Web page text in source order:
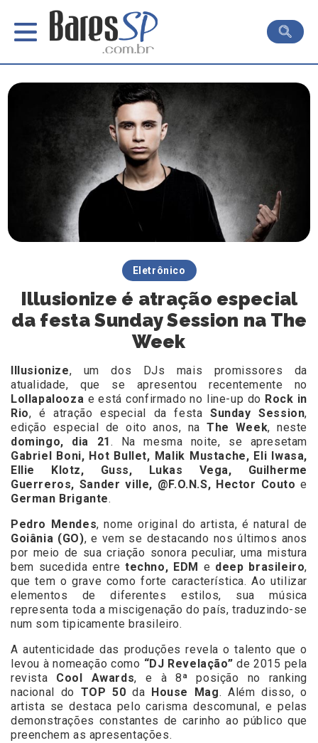
Eletrônico
Illusionize é atração especial
da festa Sunday Session na The
Week
Illusionize, um dos DJs mais promissores da
atualidade, que se apresentou recentemente no
Lollapalooza e está confirmado no line-up do Rock in
Rio, é atração especial da festa Sunday Session,
edição especial de oito anos, na The Week, neste
domingo, dia 21 . Na mesma noite, se apresetam
Gabriel Boni, Hot Bullet, Malik Mustache, Eli Iwasa,
Ellie Klotz, Guss, Lukas Vega, Guilherme
Guerreros, Sander ville, @F.O.N.S, Hector Couto e
German Brigante.
Pedro Mendes, nome original do artista, é natural de
Goiânia (GO), e vem se destacando nos últimos anos
por meio de sua criação sonora peculiar, uma mistura
bem sucedida entretechno, EDM e deep brasileiro,
que tem o grave como forte característica. Ao utilizar
elementos de diferentes estilos, sua música
representa toda a miscigenação do país, traduzindo-se
num som tipicamente brasileiro.
A autenticidade das produções revela o talento que o
levou à nomeação como “DJ Revelação” de 2015 pela
revista Cool Awards, e à 8ª posição no ranking
nacional do TOP 50 da House Mag. Além disso, o
artista se destaca pelo carisma descomunal, e pelas
demonstrações constantes de carinho ao público que
preenchem as apresentações.